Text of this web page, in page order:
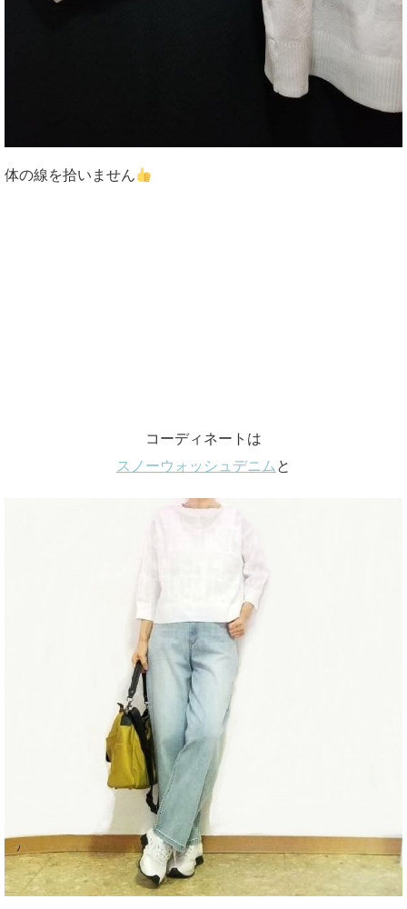
体の線を拾いません
コーディネートは
スノーウォッシュデニム と